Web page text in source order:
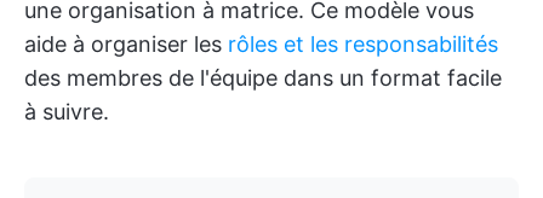
une organisation à matrice. Ce modèle vous
aide à organiser les rôles et les responsabilités
des membres de l'équipe dans un format facile
à suivre.